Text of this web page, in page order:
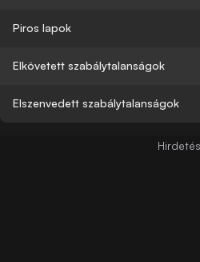
Piros lapok
Elkövetett szabálytalanságok
Elszenvedett szabálytalanságok